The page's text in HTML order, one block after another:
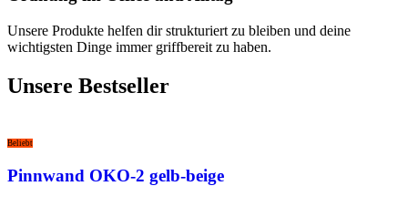
Unsere Produkte helfen dir strukturiert zu bleiben und deine
wichtigsten Dinge immer griffbereit zu haben.
Unsere Bestseller
Beliebt
Pinnwand OKO-2 gelb-beige